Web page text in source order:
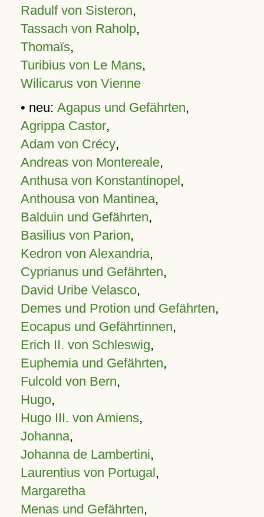
Radulf von Sisteron,
Tassach von Raholp,
Thomaïs,
Turibius von Le Mans,
Wilicarus von Vienne
• neu: Agapus und Gefährten,
Agrippa Castor,
Adam von Crécy,
Andreas von Montereale,
Anthusa von Konstantinopel,
Anthousa von Mantinea,
Balduin und Gefährten,
Basilius von Parion,
Kedron von Alexandria,
Cyprianus und Gefährten,
David Uribe Velasco,
Demes und Protion und Gefährten,
Eocapus und Gefährtinnen,
Erich II. von Schleswig,
Euphemia und Gefährten,
Fulcold von Bern,
Hugo,
Hugo III. von Amiens,
Johanna,
Johanna de Lambertini,
Laurentius von Portugal,
Margaretha
Menas und Gefährten,